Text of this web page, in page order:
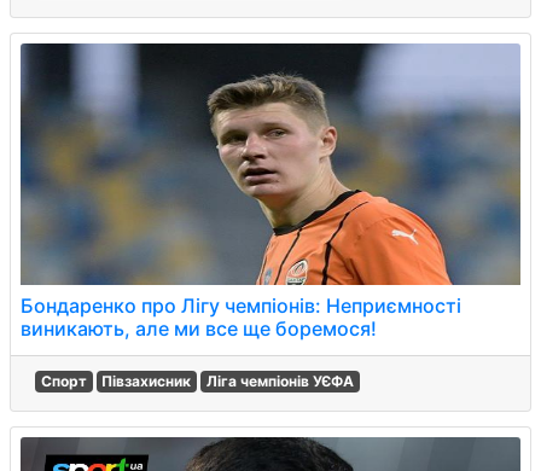
Бондаренко про Лігу чемпіонів: Неприємності
виникають, але ми все ще боремося!
Спорт Півзахисник Ліга чемпіонів УЄФА